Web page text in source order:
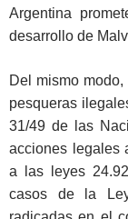
Argentina
desarrollo de
Del mismo
pesqueras
31/49 de las
acciones legales
a las leyes
casos de la